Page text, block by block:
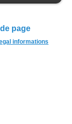
page
informations